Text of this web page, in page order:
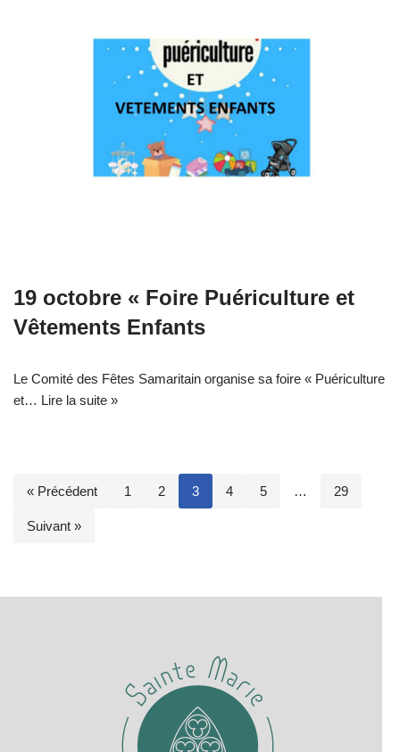
19 octobre « Foire Puériculture et
Vêtements Enfants
Le Comité des Fêtes Samaritain organise sa foire « Puériculture
et… Lire la suite »
« Précédent 1 2 3 4 5 … 29
Suivant »